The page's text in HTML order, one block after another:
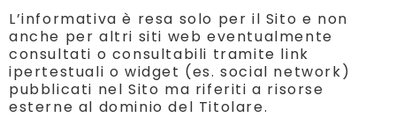
L’informativa è resa solo per il Sito e non
anche per altri siti web eventualmente
consultati o consultabili tramite link
ipertestuali o widget (es. social network)
pubblicati nel Sito ma riferiti a risorse
esterne al dominio del Titolare.